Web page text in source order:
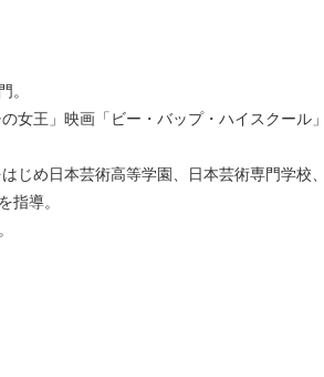
。
女王」映画「ビー・バップ・ハイスクール
じめ日本芸術高等学園、日本芸術専門学校
指導。